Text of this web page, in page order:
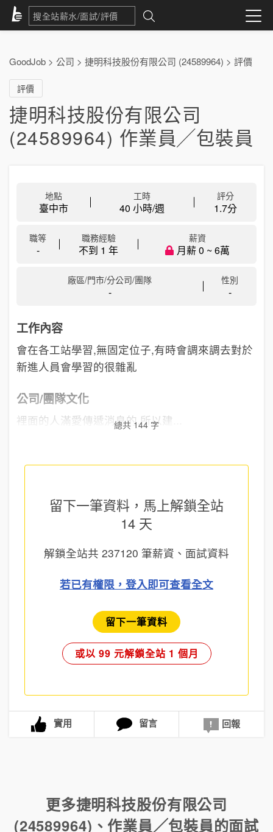
GoodJob > 公司 > 捷明科技股份有限公司 (24589964) > 評價
評價
捷明科技股份有限公司
(24589964) 作業員╱包裝員
地點
臺中市
工時
40 小時/週
評分
1.7分
職等
-
職務經驗
不到 1 年
薪資
月薪 0 ~ 6萬
廠區/門市/分公司/團隊
-
性別
-
工作內容
會在各工站學習,無固定位子,有時會調來調去對於
新進人員會學習的很雜亂
公司/團隊文化
裡面的人滿愛傳遞消息的,所以建...
總共 144 字
留下一筆資料，馬上解鎖全站
14 天
解鎖全站共 237120 筆薪資、面試資料
若已有權限，登入即可查看全文
留下一筆資料
或以 99 元解鎖全站 1 個月
實用 留言 回報
更多捷明科技股份有限公司
(24589964) 、 作業員╱包裝員的面試